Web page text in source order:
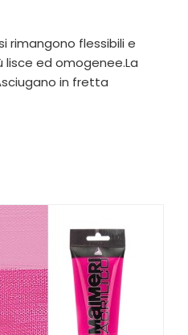
rimangono flessibili e
ed omogenee.La
in fretta